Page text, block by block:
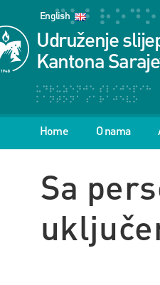
English
Udruženje
Kantona
Home O nama
Sa